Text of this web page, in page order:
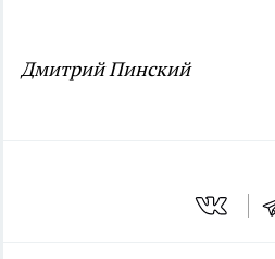
Дмитрий Пинский